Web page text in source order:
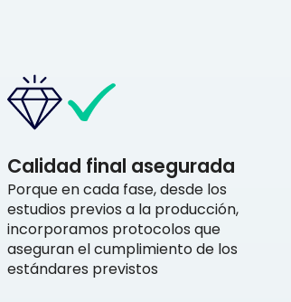
Calidad final asegurada
Porque en cada fase, desde los
estudios previos a la producción,
incorporamos protocolos que
aseguran el cumplimiento de los
estándares previstos